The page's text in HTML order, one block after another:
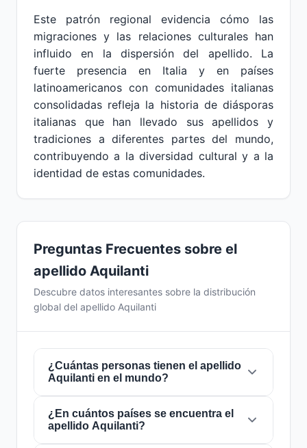
Este patrón regional evidencia cómo las
migraciones y las relaciones culturales han
influido en la dispersión del apellido. La
fuerte presencia en Italia y en países
latinoamericanos con comunidades italianas
consolidadas refleja la historia de diásporas
italianas que han llevado sus apellidos y
tradiciones a diferentes partes del mundo,
contribuyendo a la diversidad cultural y a la
identidad de estas comunidades.
Preguntas Frecuentes sobre el
apellido Aquilanti
Descubre datos interesantes sobre la distribución
global del apellido Aquilanti
¿Cuántas personas tienen el apellido
Aquilanti en el mundo?
Actualmente hay aproximadamente875
personascon el apellido
mundo. Esto significa que aproximadamente 1
¿En cuántos países se encuentra el
apellido Aquilanti?